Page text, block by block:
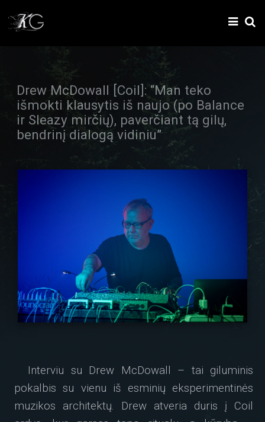
Drew McDowall [Coil]: “Man teko
išmokti klausytis iš naujo (po Balance
ir Sleazy mirčių), paverčiant tą gilų,
bendrinį dialogą vidiniu”
Interviu su Drew McDowall – tai giluminis
pokalbis su vienu iš esminių eksperimentinės
muzikos architektų. Drew atveria duris į Coil